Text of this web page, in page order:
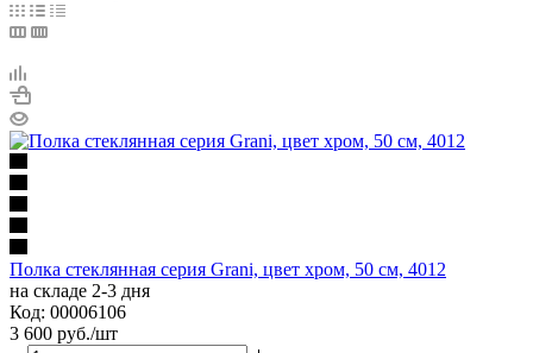
Полка стеклянная серия Grani, цвет хром, 50 см, 4012
на складе 2-3 дня
Код: 00006106
3 600 руб./шт